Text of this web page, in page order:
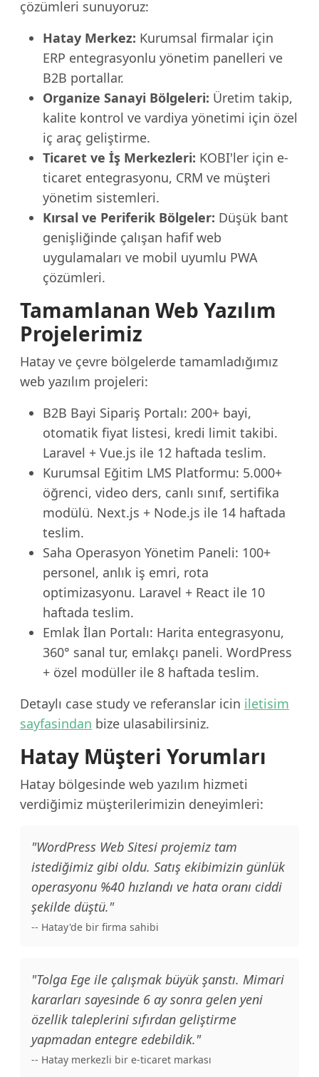
çözümleri sunuyoruz:
Hatay Merkez: Kurumsal firmalar için
ERP entegrasyonlu yönetim panelleri ve
B2B portallar.
Organize Sanayi Bölgeleri: Üretim takip,
kalite kontrol ve vardiya yönetimi için özel
iç araç geliştirme.
Ticaret ve İş Merkezleri: KOBI'ler için e-
ticaret entegrasyonu, CRM ve müşteri
yönetim sistemleri.
Kırsal ve Periferik Bölgeler: Düşük bant
genişliğinde çalışan hafif web
uygulamaları ve mobil uyumlu PWA
çözümleri.
Tamamlanan Web Yazılım
Projelerimiz
Hatay ve çevre bölgelerde tamamladığımız
web yazılım projeleri:
B2B Bayi Sipariş Portalı: 200+ bayi,
otomatik fiyat listesi, kredi limit takibi.
Laravel + Vue.js ile 12 haftada teslim.
Kurumsal Eğitim LMS Platformu: 5.000+
öğrenci, video ders, canlı sınıf, sertifika
modülü. Next.js + Node.js ile 14 haftada
teslim.
Saha Operasyon Yönetim Paneli: 100+
personel, anlık iş emri, rota
optimizasyonu. Laravel + React ile 10
haftada teslim.
Emlak İlan Portalı: Harita entegrasyonu,
360° sanal tur, emlakçı paneli. WordPress
+ özel modüller ile 8 haftada teslim.
Detaylı case study ve referanslar icin iletisim
sayfasindan bize ulasabilirsiniz.
Hatay Müşteri Yorumları
Hatay bölgesinde web yazılım hizmeti
verdiğimiz müşterilerimizin deneyimleri:
"WordPress Web Sitesi projemiz tam
istediğimiz gibi oldu. Satış ekibimizin günlük
operasyonu %40 hızlandı ve hata oranı ciddi
şekilde düştü."
-- Hatay'de bir firma sahibi
"Tolga Ege ile çalışmak büyük şanstı. Mimari
kararları sayesinde 6 ay sonra gelen yeni
özellik taleplerini sıfırdan geliştirme
yapmadan entegre edebildik."
-- Hatay merkezli bir e-ticaret markası